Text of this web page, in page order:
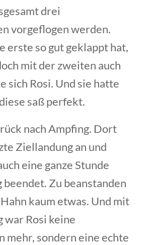
drei
vorgeflogen werden.
erste so gut geklappt hat,
mit der zweiten auch
sich Rosi. Und sie hatte
saß perfekt.
nach Ampfing. Dort
Ziellandung an und
eine ganze Stunde
beendet. Zu beanstanden
kaum etwas. Und mit
war Rosi keine
mehr, sondern eine echte